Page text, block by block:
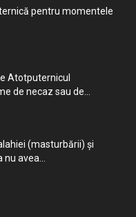
pentru momentele
Atotputernicul
de necaz sau de...
(masturbării) şi
nu avea...